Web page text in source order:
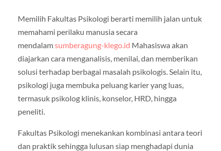
Memilih Fakultas Psikologi berarti memilih jalan untuk
memahami perilaku manusia secara
mendalamsumberagung-klego.id Mahasiswa akan
diajarkan cara menganalisis, menilai, dan memberikan
solusi terhadap berbagai masalah psikologis. Selain itu,
psikologi juga membuka peluang karier yang luas,
termasuk psikolog klinis, konselor, HRD, hingga
peneliti.
Fakultas Psikologi menekankan kombinasi antara teori
dan praktik sehingga lulusan siap menghadapi dunia